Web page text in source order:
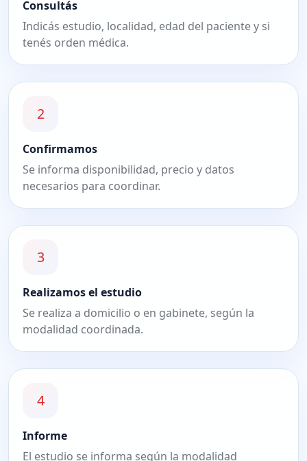
Consultás
Indicás estudio, localidad, edad del paciente y si
tenés orden médica.
2
Confirmamos
Se informa disponibilidad, precio y datos
necesarios para coordinar.
3
Realizamos el estudio
Se realiza a domicilio o en gabinete, según la
modalidad coordinada.
4
Informe
El estudio se informa según la modalidad